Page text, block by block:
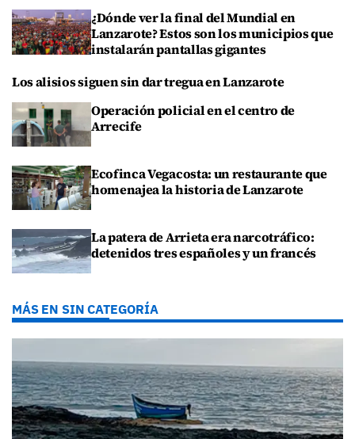
¿Dónde ver la final del Mundial en
Lanzarote? Estos son los municipios que
instalarán pantallas gigantes
Los alisios siguen sin dar tregua en Lanzarote
Operación policial en el centro de
Arrecife
Ecofinca Vegacosta: un restaurante que
homenajea la historia de Lanzarote
La patera de Arrieta era narcotráfico:
detenidos tres españoles y un francés
MÁS EN SIN CATEGORÍA